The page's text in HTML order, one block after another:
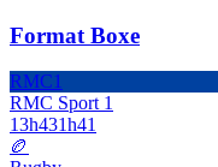
Format Boxe
RMC1
RMC Sport 1
13h431h41
🏉